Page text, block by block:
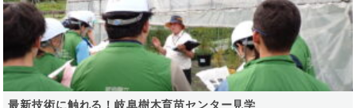
最新技術に触れる！岐阜樹木育苗センター見学